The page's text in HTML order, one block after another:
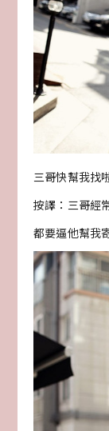
三哥快幫我找
按譯：三哥經
都要逼他幫我